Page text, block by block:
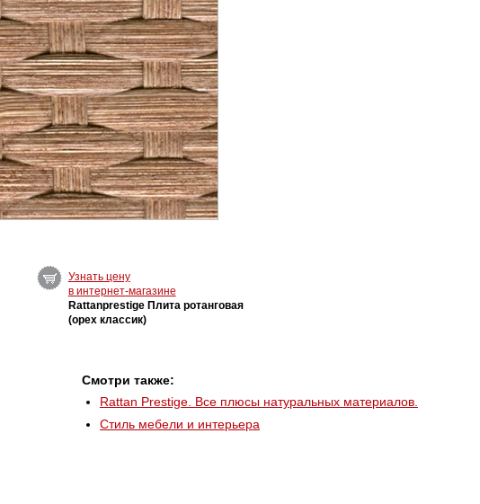
Узнать цену
в интернет-магазине
Rattanprestige Плита ротанговая
(орех классик)
Смотри также:
Rattan Prestige. Все плюсы натуральных материалов.
Стиль мебели и интерьера